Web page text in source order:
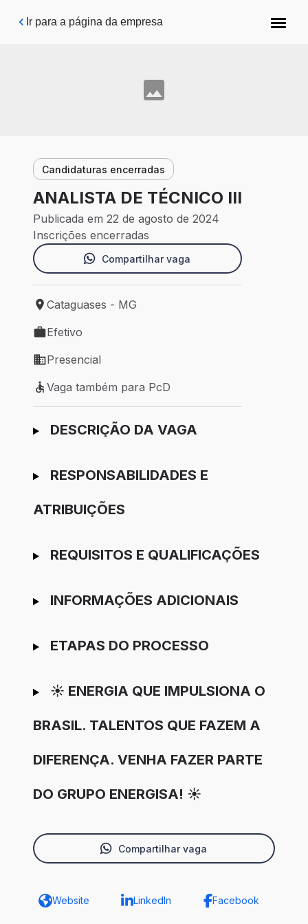
Pular para o conteúdo principal
Ir para a página da empresa
Candidaturas encerradas
ANALISTA DE TÉCNICO III
Publicada em 22 de agosto de 2024
Inscrições encerradas
Compartilhar vaga
Local de trabalho: Cataguases - MG
Cataguases - MG
Tipo de vaga: Efetivo
Efetivo
Modelo de trabalho: Presencial
Presencial
Vaga também para PcD
Vaga também para PcD
Ir para candidatura
DESCRIÇÃO DA VAGA
RESPONSABILIDADES E
ATRIBUIÇÕES
REQUISITOS E QUALIFICAÇÕES
INFORMAÇÕES ADICIONAIS
ETAPAS DO PROCESSO
☀️ ENERGIA QUE IMPULSIONA O
BRASIL. TALENTOS QUE FAZEM A
DIFERENÇA. VENHA FAZER PARTE
DO GRUPO ENERGISA! ☀️
Compartilhar vaga
Website LinkedIn Facebook